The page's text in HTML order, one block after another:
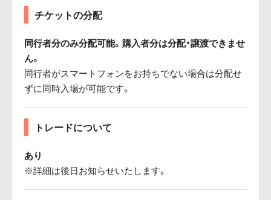
チケットの分配
同行者分のみ分配可能。購入者分は分配・譲渡できませ
ん。
同行者がスマートフォンをお持ちでない場合は分配せ
ずに同時入場が可能です。
トレードについて
あり
※詳細は後日お知らせいたします。